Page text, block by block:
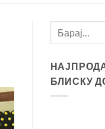
БЛИСКУ